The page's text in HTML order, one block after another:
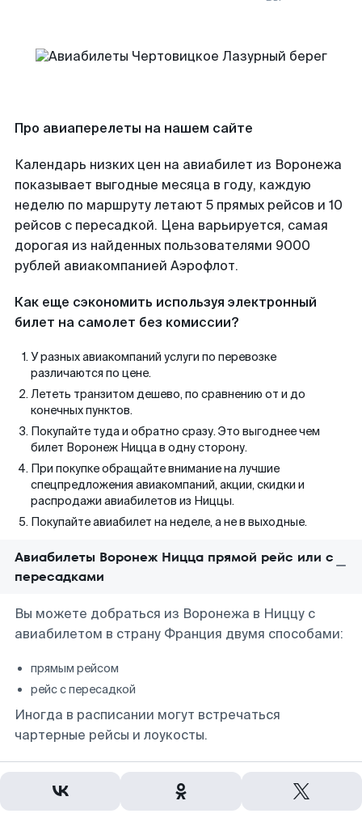
Про авиаперелеты на нашем сайте
Календарь низких цен на авиабилет из Воронежа
показывает выгодные месяца в году, каждую
неделю по маршруту летают 5 прямых рейсов и 10
рейсов с пересадкой. Цена варьируется, самая
дорогая из найденных пользователями 9000
рублей авиакомпанией Аэрофлот.
Как еще сэкономить используя электронный
билет на самолет без комиссии?
У разных авиакомпаний услуги по перевозке
различаются по цене.
Лететь транзитом дешево, по сравнению от и до
конечных пунктов.
Покупайте туда и обратно сразу. Это выгоднее чем
билет Воронеж Ницца в одну сторону.
При покупке обращайте внимание на лучшие
спецпредложения авиакомпаний, акции, скидки и
распродажи авиабилетов из Ниццы.
Покупайте авиабилет на неделе, а не в выходные.
Авиабилеты Воронеж Ницца прямой рейс или с
пересадками
Вы можете добраться из Воронежа в Ниццу с
авиабилетом в страну Франция двумя способами:
прямым рейсом
рейс с пересадкой
Иногда в расписании могут встречаться
чартерные рейсы и лоукосты.